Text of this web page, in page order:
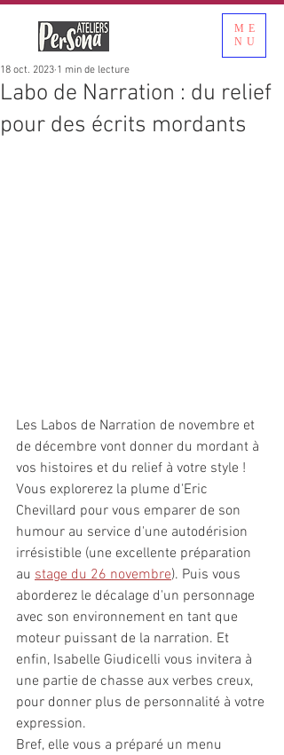
ME
NU
Labo de Narration : du relief
pour des écrits mordants
18 oct. 2023 1 min de lecture
Les Labos de Narration de novembre et
de décembre vont donner du mordant à
vos histoires et du relief à votre style !
Vous explorerez la plume d'Eric
Chevillard pour vous emparer de son
humour au service d'une autodérision
irrésistible (une excellente préparation
au stage du 26 novembre). Puis vous
aborderez le décalage d'un personnage
avec son environnement en tant que
moteur puissant de la narration. Et
enfin, Isabelle Giudicelli vous invitera à
une partie de chasse aux verbes creux,
pour donner plus de personnalité à votre
expression.
Bref, elle vous a préparé un menu